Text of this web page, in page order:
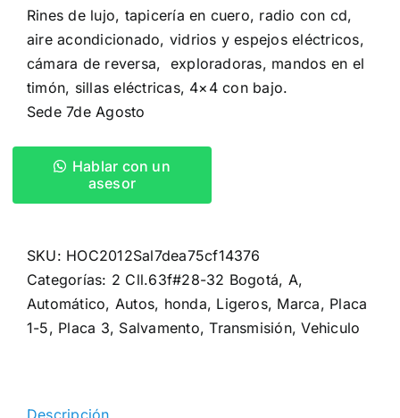
Rines de lujo, ️tapicería en cuero, radio con cd,️
aire acondicionado, vidrios y espejos eléctricos,️
cámara de reversa,️ exploradoras, mandos en el
timón, sillas eléctricas, 4×4 con bajo.
Sede 7de Agosto
Hablar con un
asesor
SKU: HOC2012Sal7dea75cf14376
Categorías: 2 Cll.63f#28-32 Bogotá, A,
Automático, Autos, honda, Ligeros, Marca, Placa
1-5, Placa 3, Salvamento,Transmisión,Vehiculo
Descripción